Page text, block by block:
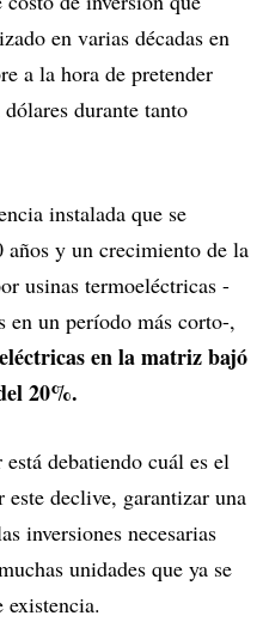
en varias décadas en
a la hora de pretender
durante tanto
instalada que se
años y un crecimiento de la
usinas termoeléctricas -
en un período más corto-,
en la matriz bajó
20%.
debatiendo cuál es el
declive, garantizar una
inversiones necesarias
unidades que ya se
existencia.